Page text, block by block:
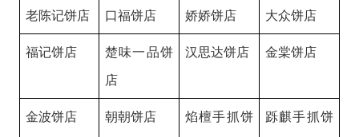
老陈记饼店 口福饼店 娇娇饼店 大众饼店
福记饼店 楚味一品饼
店
汉思达饼店 金棠饼店
金波饼店 朝朝饼店 焰檀手抓饼 跞麒手抓饼